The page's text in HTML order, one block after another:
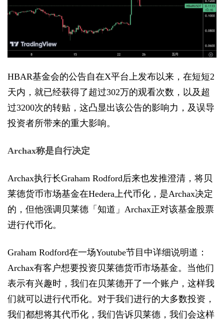
HBAR基金会的公告自在X平台上发布以来，在短短2
天内，就已经获得了超过302万的观看次数，以及超
过3200次的转贴，这凸显出该公告的影响力，及误导
投资者所带来的重大影响。
Archax称是自行决定
Archax执行长Graham Rodford后来也发推澄清，将贝
莱德货币市场基金在Hedera上代币化，是Archax决定
的，但他强调贝莱德「知道」Archax正对该基金股票
进行代币化。
Graham Rodford在一场Youtube节目中详细说明道：
Archax有客户想要投资贝莱德货币市场基金。当他们
表示有兴趣时，我们在贝莱德开了一个账户，这样我
们就可以进行代币化。对于我们进行的大多数投资，
我们都想将其代币化，我们告诉贝莱德，我们会这样